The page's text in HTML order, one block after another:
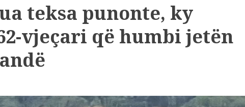
teksa punonte, ky
vjeçari që humbi jetën